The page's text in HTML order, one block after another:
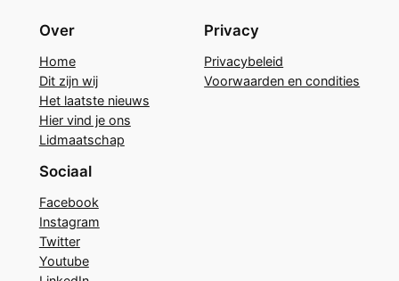
Over
Home
Dit zijn wij
Het laatste nieuws
Hier vind je ons
Lidmaatschap
Privacy
Privacybeleid
Voorwaarden en condities
Sociaal
Facebook
Instagram
Twitter
Youtube